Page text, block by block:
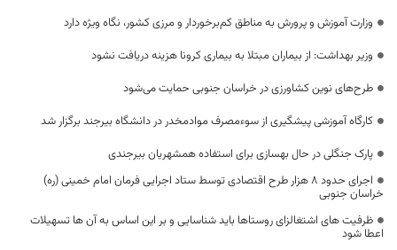
وزارت آموزش و پرورش به مناطق کم‌برخوردار و مرزی کشور، نگاه ویژه دارد
وزیر بهداشت: از بیماران مبتلا به بیماری کرونا هزینه دریافت نشود
طرح‌های نوین کشاورزی در خراسان جنوبی حمایت می‌شود
کارگاه آموزشی پیشگیری از سوءمصرف موادمخدر در دانشگاه بیرجند برگزار شد
پارک جنگلی در حال بهسازی برای استفاده همشهریان بیرجندی
اجرای حدود ۸ هزار طرح اقتصادی توسط ستاد اجرایی فرمان امام خمینی (ره)
خراسان جنوبی
ظرفیت های اشتغالزای روستاها باید شناسایی و بر این اساس به آن ها تسهیلات
اعطا شود